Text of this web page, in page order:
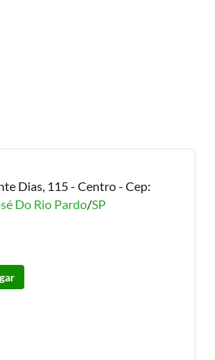
Dias, 115 - Centro- Cep:
Do Rio Pardo/SP